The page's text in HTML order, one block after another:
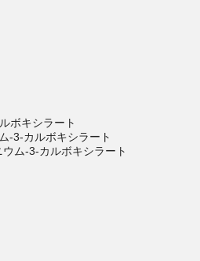
ボキシラート
-3-カルボキシラート
ム-3-カルボキシラート